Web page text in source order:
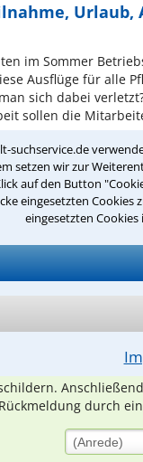
suchservice.de
setzen wir zur
auf den Button
eingesetzten Cookies
eingesetzten
Urlaub,
im Sommer
Ausflüge für alle
sich dabei
sollen die
durch
(Anrede)